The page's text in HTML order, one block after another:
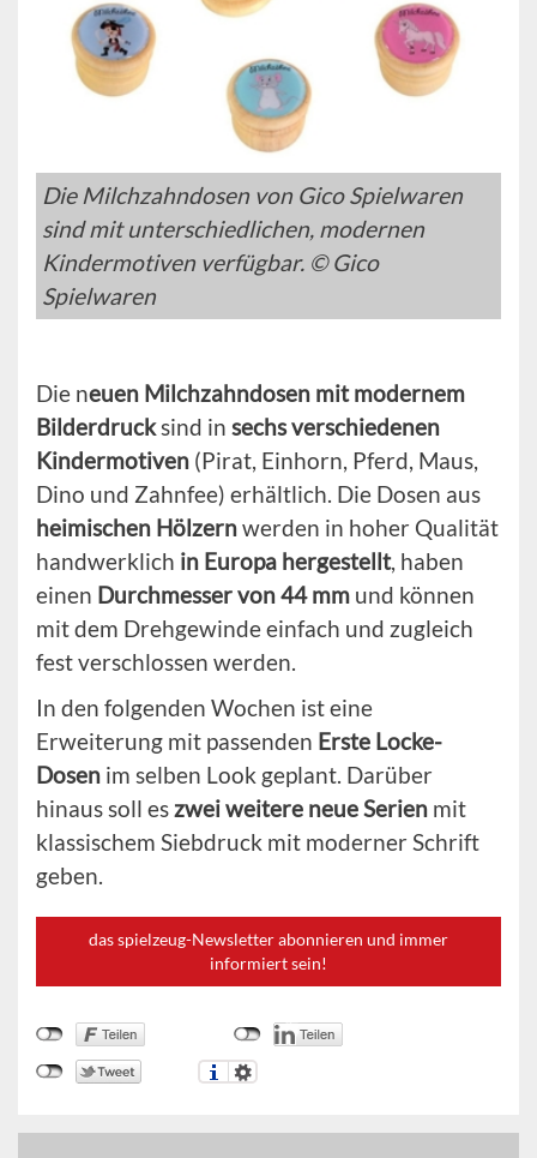
Die Milchzahndosen von Gico Spielwaren
sind mit unterschiedlichen, modernen
Kindermotiven verfügbar. © Gico
Spielwaren
Die neuen Milchzahndosen mit modernem
Bilderdrucksind in sechs verschiedenen
Kindermotiven (Pirat, Einhorn, Pferd, Maus,
Dino und Zahnfee) erhältlich. Die Dosen aus
heimischen Hölzernwerden in hoher Qualität
handwerklich in Europa hergestellt, haben
einen Durchmesser von 44 mm und können
mit dem Drehgewinde einfach und zugleich
fest verschlossen werden.
In den folgenden Wochen ist eine
Erweiterung mit passenden Erste Locke-
Dosen im selben Look geplant. Darüber
hinaus soll eszwei weitere neue Serien mit
klassischem Siebdruck mit moderner Schrift
geben.
das spielzeug-Newsletter abonnieren und immer
informiert sein!